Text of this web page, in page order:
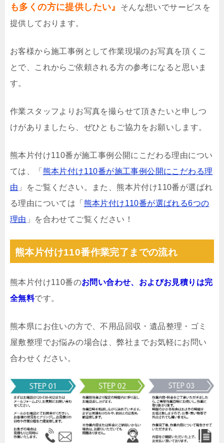
も多くの方に提供したい』
そんな想いでサービスを
提供しております。
お客様から施工事例として作業現場のお写真を頂くこ
とで、これからご依頼される方の参考になると思いま
す。
作業スタッフよりお写真を撮らせて頂きたいと申しつ
けがありましたら、ぜひともご協力をお願いします。
熊本片付け110番が施工事例公開にこだわる理由につい
ては、「 熊本片付け110番が施工事例公開にこだわる理
由 」をご覧ください。また、熊本片付け110番が選ばれ
る理由については「 熊本片付け110番が選ばれる6つの
理由 」を合わせてご覧ください！
熊本片付け110番作業完了までの流れ
熊本片付け110番のお問い合わせ、およびお見積りは完
全無料です。
熊本県にお住いの方で、不用品回収・遺品整理・ゴミ
屋敷整理でお悩みの場合は、弊社までお気軽にお問い
合わせください。